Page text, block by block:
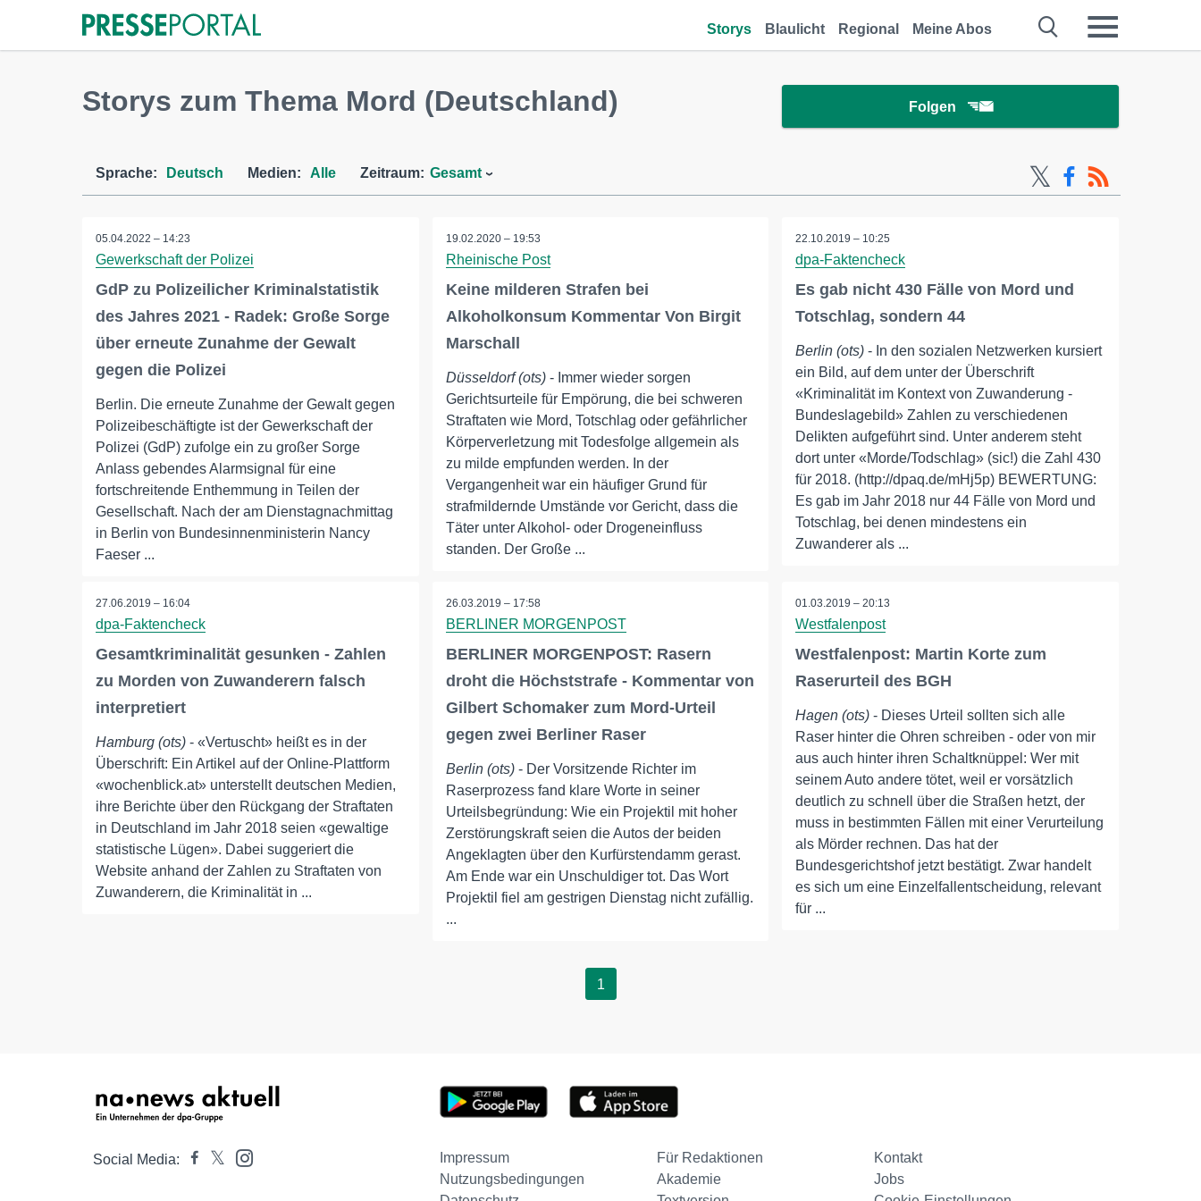
Storys Blaulicht Regional Meine Abos
Storys zum Thema Mord (Deutschland) Folgen
Sprache: Deutsch Medien: Alle Zeitraum: Gesamt
05.04.2022 – 14:23
Gewerkschaft der Polizei
GdP zu Polizeilicher Kriminalstatistik
des Jahres 2021 - Radek: Große Sorge
über erneute Zunahme der Gewalt
gegen die Polizei
Berlin. Die erneute Zunahme der Gewalt gegen
Polizeibeschäftigte ist der Gewerkschaft der
Polizei (GdP) zufolge ein zu großer Sorge
Anlass gebendes Alarmsignal für eine
fortschreitende Enthemmung in Teilen der
Gesellschaft. Nach der am Dienstagnachmittag
in Berlin von Bundesinnenministerin Nancy
Faeser ...
19.02.2020 – 19:53
Rheinische Post
Keine milderen Strafen bei
Alkoholkonsum Kommentar Von Birgit
Marschall
Düsseldorf (ots)- Immer wieder sorgen
Gerichtsurteile für Empörung, die bei schweren
Straftaten wie Mord, Totschlag oder gefährlicher
Körperverletzung mit Todesfolge allgemein als
zu milde empfunden werden. In der
Vergangenheit war ein häufiger Grund für
strafmildernde Umstände vor Gericht, dass die
Täter unter Alkohol- oder Drogeneinfluss
standen. Der Große ...
22.10.2019 – 10:25
dpa-Faktencheck
Es gab nicht 430 Fälle von Mord und
Totschlag, sondern 44
Berlin (ots) - In den sozialen Netzwerken kursiert
ein Bild, auf dem unter der Überschrift
«Kriminalität im Kontext von Zuwanderung -
Bundeslagebild» Zahlen zu verschiedenen
Delikten aufgeführt sind. Unter anderem steht
dort unter «Morde/Todschlag» (sic!) die Zahl 430
für 2018. (http://dpaq.de/mHj5p) BEWERTUNG:
Es gab im Jahr 2018 nur 44 Fälle von Mord und
Totschlag, bei denen mindestens ein
Zuwanderer als ...
27.06.2019 – 16:04
dpa-Faktencheck
Gesamtkriminalität gesunken - Zahlen
zu Morden von Zuwanderern falsch
interpretiert
Hamburg (ots) - «Vertuscht» heißt es in der
Überschrift: Ein Artikel auf der Online-Plattform
«wochenblick.at» unterstellt deutschen Medien,
ihre Berichte über den Rückgang der Straftaten
in Deutschland im Jahr 2018 seien «gewaltige
statistische Lügen». Dabei suggeriert die
Website anhand der Zahlen zu Straftaten von
Zuwanderern, die Kriminalität in ...
26.03.2019 – 17:58
BERLINER MORGENPOST
BERLINER MORGENPOST: Rasern
droht die Höchststrafe - Kommentar von
Gilbert Schomaker zum Mord-Urteil
gegen zwei Berliner Raser
Berlin (ots)- Der Vorsitzende Richter im
Raserprozess fand klare Worte in seiner
Urteilsbegründung: Wie ein Projektil mit hoher
Zerstörungskraft seien die Autos der beiden
Angeklagten über den Kurfürstendamm gerast.
Am Ende war ein Unschuldiger tot. Das Wort
Projektil fiel am gestrigen Dienstag nicht zufällig.
...
01.03.2019 – 20:13
Westfalenpost
Westfalenpost: Martin Korte zum
Raserurteil des BGH
Hagen (ots) - Dieses Urteil sollten sich alle
Raser hinter die Ohren schreiben - oder von mir
aus auch hinter ihren Schaltknüppel: Wer mit
seinem Auto andere tötet, weil er vorsätzlich
deutlich zu schnell über die Straßen hetzt, der
muss in bestimmten Fällen mit einer Verurteilung
als Mörder rechnen. Das hat der
Bundesgerichtshof jetzt bestätigt. Zwar handelt
es sich um eine Einzelfallentscheidung, relevant
für ...
1
Social Media: Impressum Für Redaktionen
Kontakt
Nutzungsbedingungen
Akademie
Jobs